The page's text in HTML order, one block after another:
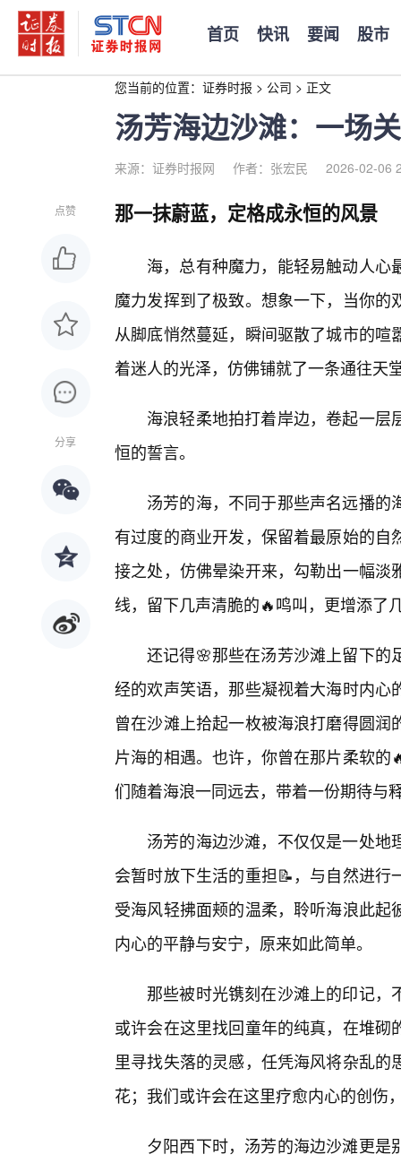
首页 快讯 要闻 股市
您当前的位置： 证券时报 > 公司 > 正文
汤芳海边沙滩：一场
来源：证券时报网 作者：张宏民 2026-02-06
点赞
分享
那一抹蔚蓝，定格成永恒的风景
海，总有种魔力，能轻易触动人
魔力发挥到了极致。想象一下，当你
从脚底悄然蔓延，瞬间驱散了城市的
着迷人的光泽，仿佛铺就了一条通往天
海浪轻柔地拍打着岸边，卷起一
恒的誓言。
汤芳的海，不同于那些声名远播
有过度的商业开发，保留着最原始的
接之处，仿佛晕染开来，勾勒出一幅
线，留下几声清脆的🔥鸣叫，更增添了
还记得🌸那些在汤芳沙滩上留下的
经的欢声笑语，那些凝视着大海时内
曾在沙滩上拾起一枚被海浪打磨得圆
片海的相遇。也许，你曾在那片柔软
们随着海浪一同远去，带着一份期待与
汤芳的海边沙滩，不仅仅是一处
会暂时放下生活的重担📝，与自然进
受海风轻拂面颊的温柔，聆听海浪此
内心的平静与安宁，原来如此简单。
那些被时光镌刻在沙滩上的印记
或许会在这里找回童年的纯真，在堆
里寻找失落的灵感，任凭海风将杂乱
花；我们或许会在这里疗愈内心的创伤
夕阳西下时，汤芳的海边沙滩更